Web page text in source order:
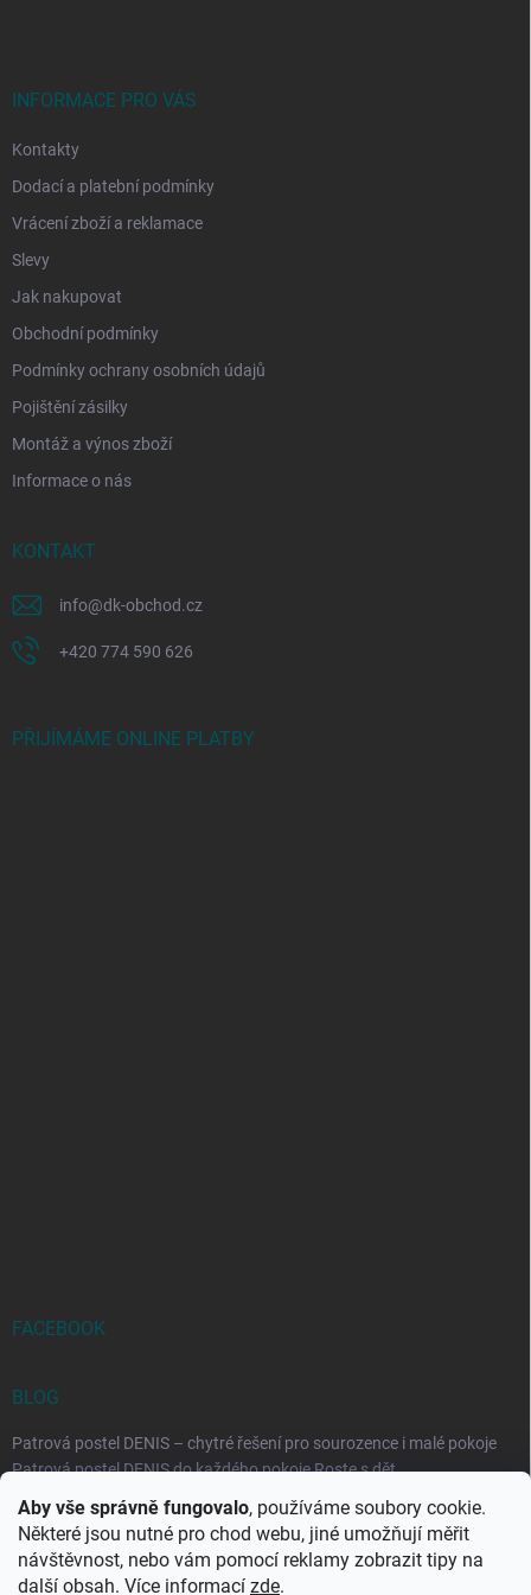
Aby vše správně fungovalo, používáme soubory cookie.
Některé jsou nutné pro chod webu, jiné umožňují měřit
návštěvnost, nebo vám pomocí reklamy zobrazit tipy na
další obsah. Více informací zde.
INFORMACE PRO VÁS
Kontakty
Dodací a platební podmínky
Vrácení zboží a reklamace
Slevy
Jak nakupovat
Obchodní podmínky
Podmínky ochrany osobních údajů
Pojištění zásilky
Montáž a výnos zboží
Informace o nás
KONTAKT
info@dk-obchod.cz
+420 774 590 626
PŘIJÍMÁME ONLINE PLATBY
FACEBOOK
BLOG
Patrová postel DENIS – chytré řešení pro sourozence i malé pokoje
Patrová postel DENIS do každého pokoje Roste s dět...
Rozkládací postele RELAX – ideální řešení pro malé prostory i
každodenní spaní
Rozkládací postel, která se přizpůsobí vašemu živo...